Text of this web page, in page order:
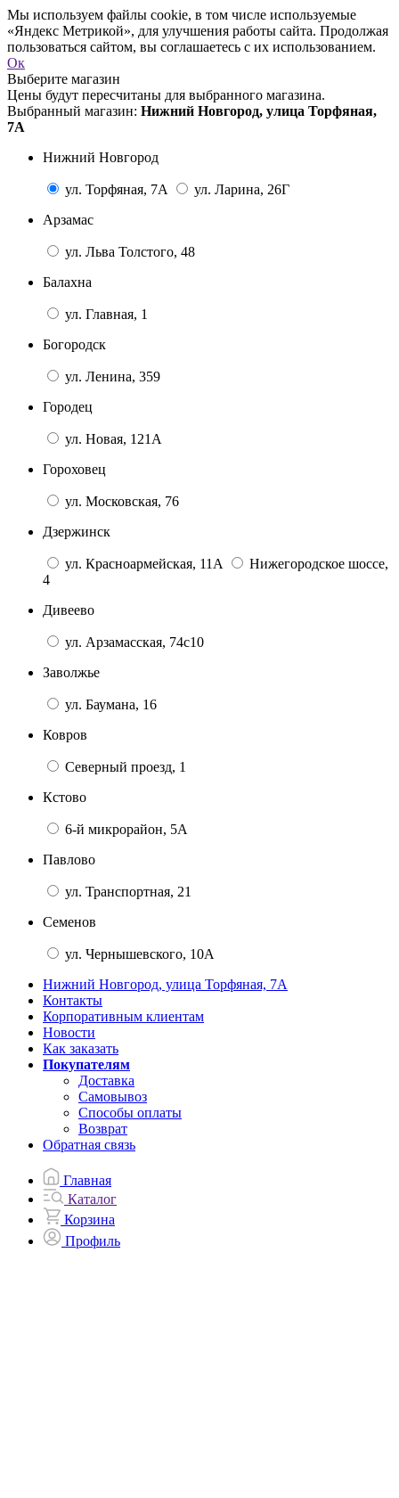
Мы используем файлы cookie, в том числе используемые
«Яндекс Метрикой», для улучшения работы сайта. Продолжая
пользоваться сайтом, вы соглашаетесь с их использованием.
Ок
Выберите магазин
Цены будут пересчитаны для выбранного магазина.
Выбранный магазин: Нижний Новгород, улица Торфяная,
7А
Нижний Новгород
ул. Торфяная, 7А
ул. Ларина, 26Г
Арзамас
ул. Льва Толстого, 48
Балахна
ул. Главная, 1
Богородск
ул. Ленина, 359
Городец
ул. Новая, 121А
Гороховец
ул. Московская, 76
Дзержинск
ул. Красноармейская, 11А
Нижегородское шоссе,
4
Дивеево
ул. Арзамасская, 74с10
Заволжье
ул. Баумана, 16
Ковров
Северный проезд, 1
Кстово
6-й микрорайон, 5А
Павлово
ул. Транспортная, 21
Семенов
ул. Чернышевского, 10А
Нижний Новгород, улица Торфяная, 7А
Контакты
Корпоративным клиентам
Новости
Как заказать
Покупателям
Доставка
Самовывоз
Способы оплаты
Возврат
Обратная связь
Главная
Каталог
Корзина
Профиль